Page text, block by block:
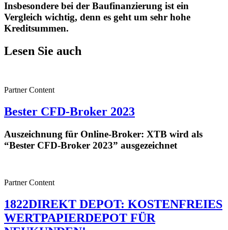
Insbesondere bei der Baufinanzierung ist ein
Vergleich wichtig, denn es geht um sehr hohe
Kreditsummen.
Lesen Sie auch
Partner Content
Bester CFD-Broker 2023
Auszeichnung für Online-Broker: XTB wird als
“Bester CFD-Broker 2023” ausgezeichnet
Partner Content
1822DIREKT DEPOT: KOSTENFREIES
WERTPAPIERDEPOT FÜR